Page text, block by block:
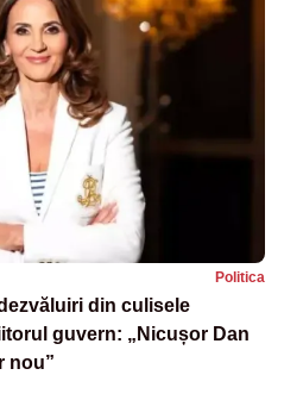
Politica
din culisele
guvern: „Nicușor Dan
nou”